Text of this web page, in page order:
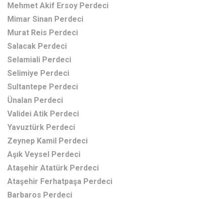
Mehmet Akif Ersoy Perdeci
Mimar Sinan Perdeci
Murat Reis Perdeci
Salacak Perdeci
Selamiali Perdeci
Selimiye Perdeci
Sultantepe Perdeci
Ünalan Perdeci
Validei Atik Perdeci
Yavuztürk Perdeci
Zeynep Kamil Perdeci
Aşık Veysel Perdeci
Ataşehir Atatürk Perdeci
Ataşehir Ferhatpaşa Perdeci
Barbaros Perdeci